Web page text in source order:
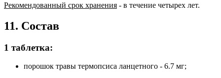
Рекомендованный срок хранения - в течение четырех лет.
11. Состав
1 таблетка:
порошок травы термопсиса ланцетного - 6.7 мг;